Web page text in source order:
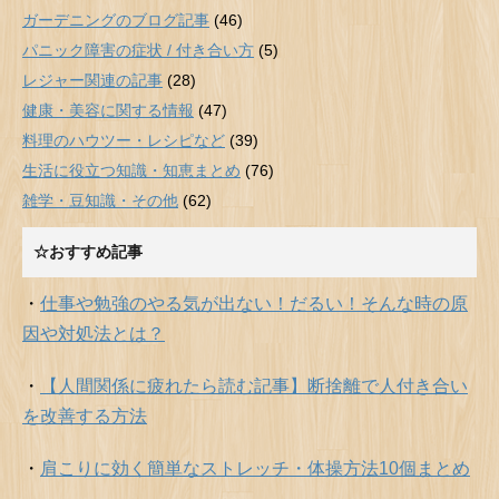
ガーデニングのブログ記事 (46)
パニック障害の症状 / 付き合い方 (5)
レジャー関連の記事 (28)
健康・美容に関する情報 (47)
料理のハウツー・レシピなど (39)
生活に役立つ知識・知恵まとめ (76)
雑学・豆知識・その他 (62)
☆おすすめ記事
・ 仕事や勉強のやる気が出ない！だるい！そんな時の原
因や対処法とは？
・
【人間関係に疲れたら読む記事】断捨離で人付き合い
を改善する方法
・ 肩こりに効く簡単なストレッチ・体操方法10個まとめ